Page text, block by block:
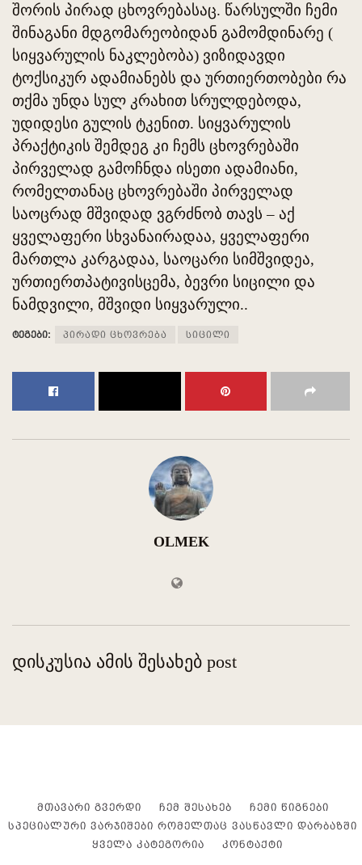
შორის პირად ცხოვრებასაც. წარსულში ჩემი
შინაგანი მდგომარეობიდან გამომდინარე (
სიყვარულის ნაკლებობა) ვიზიდავდი
ტოქსიკურ ადამიანებს და ურთიერთობები რა
თქმა უნდა სულ კრახით სრულდებოდა,
უდიდესი გულის ტკენით. სიყვარულის
პრაქტიკის შემდეგ კი ჩემს ცხოვრებაში
პირველად გამოჩნდა ისეთი ადამიანი,
რომელთანაც ცხოვრებაში პირველად
საოცრად მშვიდად ვგრძნობ თავს – აქ
ყველაფერი სხვანაირადაა, ყველაფერი
მართლა კარგადაა, საოცარი სიმშვიდეა,
ურთიერთპატივისცემა, ბევრი სიცილი და
ნამდვილი, მშვიდი სიყვარული..
ტეგები: პირადი ცხოვრება სიცილი
OLMEK
დისკუსია ამის შესახებ post
ᲛᲗᲐᲕᲐᲠᲘ ᲒᲕᲔᲠᲓᲘ ᲩᲔᲛ ᲨᲔᲡᲐᲮᲔᲑ
ᲩᲔᲛᲘ ᲬᲘᲒᲜᲔᲑᲘ
ᲡᲞᲔᲪᲘᲐᲚᲣᲠᲘ ᲕᲐᲠᲯᲘᲨᲔᲑᲘ ᲠᲝᲛᲔᲚᲗᲐᲪ ᲕᲐᲡᲬᲐᲕᲚᲘ ᲓᲐᲠᲑᲐᲖᲨᲘ
ᲧᲕᲔᲚᲐ ᲙᲐᲢᲔᲒᲝᲠᲘᲐ
ᲙᲝᲜᲢᲐᲥᲢᲘ